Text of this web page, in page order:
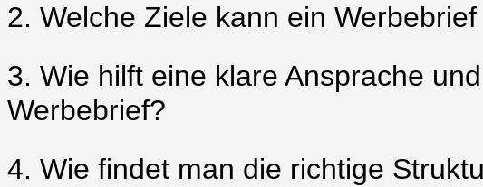
2. Welche Ziele kann ein
3. Wie hilft eine klare Ansprache
Werbebrief?
4. Wie findet man die richtige